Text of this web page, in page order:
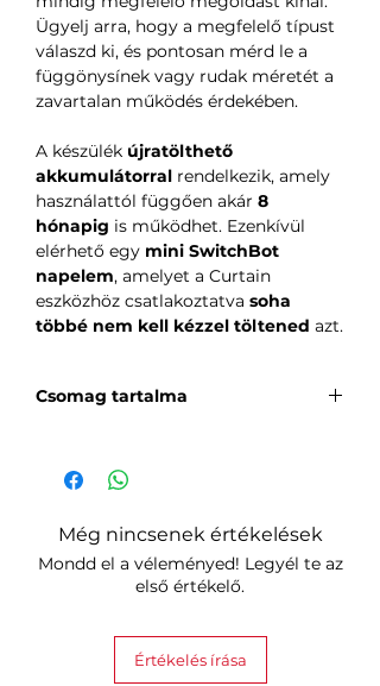
Ügyelj arra, hogy a megfelelő típust
válaszd ki, és pontosan mérd le a
függönysínek vagy rudak méretét a
zavartalan működés érdekében.
A készülék újratölthető
akkumulátorral rendelkezik, amely
használattól függően akár 8
hónapig is működhet. Ezenkívül
elérhető egy mini SwitchBot
napelem, amelyet a Curtain
eszközhöz csatlakoztatva soha
többé nem kell kézzel töltened azt.
Csomag tartalma
2 x SwitchBot U Rail 3
1 x SwitchBot Hub Mini
Még nincsenek értékelések
Mondd el a véleményed! Legyél te az
első értékelő.
Értékelés írása